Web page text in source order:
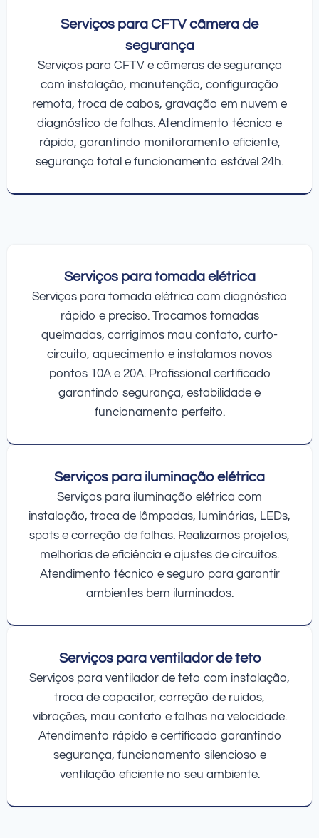
Serviços para CFTV câmera de
segurança
Serviços para CFTV e câmeras de segurança
com instalação, manutenção, configuração
remota, troca de cabos, gravação em nuvem e
diagnóstico de falhas. Atendimento técnico e
rápido, garantindo monitoramento eficiente,
segurança total e funcionamento estável 24h.
Serviços para tomada elétrica
Serviços para tomada elétrica com diagnóstico
rápido e preciso. Trocamos tomadas
queimadas, corrigimos mau contato, curto-
circuito, aquecimento e instalamos novos
pontos 10A e 20A. Profissional certificado
garantindo segurança, estabilidade e
funcionamento perfeito.
Serviços para iluminação elétrica
Serviços para iluminação elétrica com
instalação, troca de lâmpadas, luminárias, LEDs,
spots e correção de falhas. Realizamos projetos,
melhorias de eficiência e ajustes de circuitos.
Atendimento técnico e seguro para garantir
ambientes bem iluminados.
Serviços para ventilador de teto
Serviços para ventilador de teto com instalação,
troca de capacitor, correção de ruídos,
vibrações, mau contato e falhas na velocidade.
Atendimento rápido e certificado garantindo
segurança, funcionamento silencioso e
ventilação eficiente no seu ambiente.